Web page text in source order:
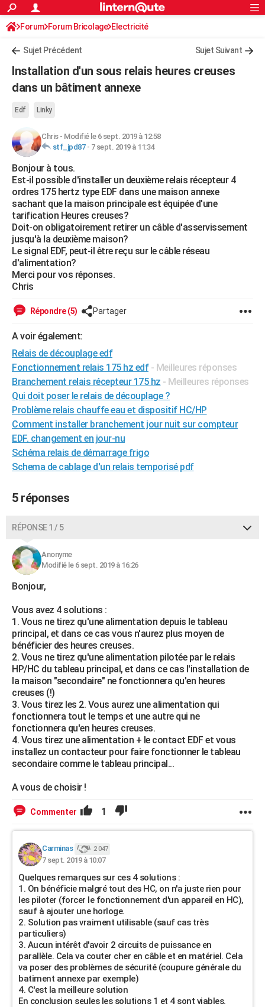
ACTUALITÉS
Politique
Société
Faits Divers
Education
Monde
Villes
+
Programme TV
TNTStreaming
Cinéma
Sorties cinéma
Musique
FINANCE
Retraite
Impôts
Epargne
Immobilier
Risques naturels par ville
Banque
Assurance
Crédit
AUTO
Essais
Réserver un essai
Citadines
Berlines
SUV
Forum auto
HIGH-TECH
Mobiles
Meilleur smartphone
Internet
Ordinateurs
Jeux vidéo
Guide high-tech
BRICOLAGE
Forum
Aménagement intérieur
Extérieur
Cuisine
Salle de bains
Jardinage
Rangement
WEEK-END
Guides de France
Escapades
Patrimoine
Expositions
Musées
Week-end nature
+LIFESTYLE
Art de vivre
Bien-être
Loisirs
Mode
Modes de vie
SANTE
Alimentation
Guide de la santé
Maladies
Médicaments
Sommeil
VOYAGE
Destinations
City break
Voyage nature
Voyage de noces
Forum
Climat
+PHOTO
GUIDES D'ACHAT
CARTE DE VOEUX
Carte de Noël
Carte Bonne année
Carte Saint-Valentin
Carte Pâques
Carte d'anniversaire
DICTIONNAIRE
Dictionnaire
Biographies
Citations
Expressions
Proverbes
PROGRAMME TV
COPAINS D'AVANT
S'inscrire
Se connecter
Lycées
Collèges
Primaires
Universités
Entreprises
Service militaire
Avis de recherche
AVIS DE DÉCÈS
FORUM
Bricolage
Lifestyle
Culture
Sport
Auto
Television
Voyage
Cinema
S'inscrire
Connexion
Forum Forum Bricolage Electricité
Sujet Précédent Sujet Suivant
Installation d'un sous relais heures creuses
dans un bâtiment annexe
Edf Linky
Chris- Modifié le 6 sept. 2019 à 12:58
stf_jpd87- 7 sept. 2019 à 11:34
Bonjour à tous.
Est-il possible d'installer un deuxième relais récepteur 4
ordres 175 hertz type EDF dans une maison annexe
sachant que la maison principale est équipée d'une
tarification Heures creuses?
Doit-on obligatoirement retirer un câble d'asservissement
jusqu'à la deuxième maison?
Le signal EDF, peut-il être reçu sur le câble réseau
d'alimentation?
Merci pour vos réponses.
Chris
Répondre (5) Partager
A voir également:
Relais de découplage edf
Fonctionnement relais 175 hz edf - Meilleures réponses
Branchement relais récepteur 175 hz - Meilleures réponses
Qui doit poser le relais de découplage ?
Problème relais chauffe eau et dispositif HC/HP
Comment installer branchement jour nuit sur compteur
EDF. changement en jour-nu
Schéma relais de démarrage frigo
Schema de cablage d'un relais temporisé pdf
5 réponses
RÉPONSE 1 / 5
Anonyme
Modifié le 6 sept. 2019 à 16:26
Bonjour,
Vous avez 4 solutions :
1. Vous ne tirez qu'une alimentation depuis le tableau
principal, et dans ce cas vous n'aurez plus moyen de
bénéficier des heures creuses.
2. Vous ne tirez qu'une alimentation pilotée par le relais
HP/HC du tableau principal, et dans ce cas l'installation de
la maison "secondaire" ne fonctionnera qu'en heures
creuses (!)
3. Vous tirez les 2. Vous aurez une alimentation qui
fonctionnera tout le temps et une autre qui ne
fonctionnera qu'en heures creuses.
4. Vous tirez une alimentation + le contact EDF et vous
installez un contacteur pour faire fonctionner le tableau
secondaire comme le tableau principal...
A vous de choisir !
Commenter 1
Carminas 2 047
7 sept. 2019 à 10:07
Quelques remarques sur ces 4 solutions :
1. On bénéficie malgré tout des HC, on n'a juste rien pour
les piloter (forcer le fonctionnement d'un appareil en HC),
sauf à ajouter une horloge.
2. Solution pas vraiment utilisable (sauf cas très
particuliers)
3. Aucun intérêt d'avoir 2 circuits de puissance en
parallèle. Cela va couter cher en câble et en matériel. Cela
va poser des problèmes de sécurité (coupure générale du
batiment annexe par exemple)
4. C'est la meilleure solution
En conclusion seules les solutions 1 et 4 sont viables.